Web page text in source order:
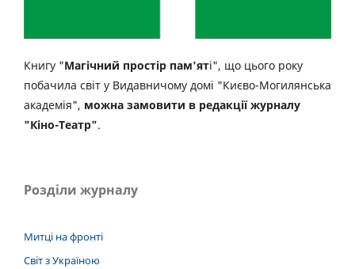
Книгу "Магічний простір пам'яті", що цього року
побачила світ у Видавничому домі "Києво-Могилянська
академія", можна замовити в редакції журналу
"Кіно-Театр".
Розділи журналу
Митці на фронті
Світ з Україною